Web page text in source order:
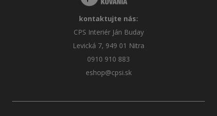
kontaktujte nás:
CPS Interiér Ján Buday
Levická 7, 949 01 Nitra
0910 910 883
eshop@cpsi.sk